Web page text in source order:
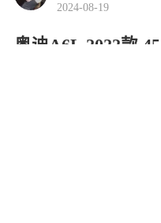
2024-08-19